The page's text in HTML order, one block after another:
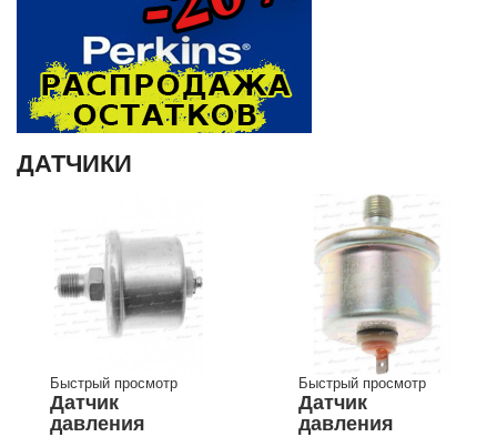
ДАТЧИКИ
Быстрый просмотр
Датчик
давления
Быстрый просмотр
Датчик
давления